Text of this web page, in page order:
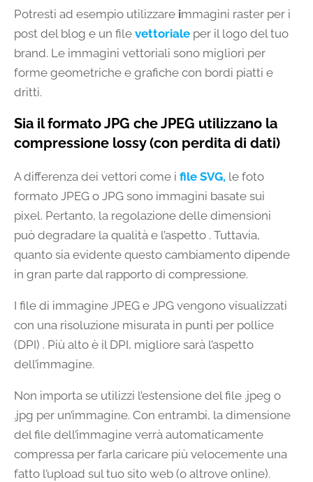
Potresti ad esempio utilizzare immagini raster per i
post del blog e un file vettoriale per il logo del tuo
brand. Le immagini vettoriali sono migliori per
forme geometriche e grafiche con bordi piatti e
dritti.
Sia il formato JPG che JPEG utilizzano la
compressione lossy (con perdita di dati)
A differenza dei vettori come i file SVG, le foto
formato JPEG o JPG sono immagini basate sui
pixel. Pertanto, la regolazione delle dimensioni
può degradare la qualità e l’aspetto . Tuttavia,
quanto sia evidente questo cambiamento dipende
in gran parte dal rapporto di compressione.
I file di immagine JPEG e JPG vengono visualizzati
con una risoluzione misurata in punti per pollice
(DPI) . Più alto è il DPI, migliore sarà l’aspetto
dell’immagine.
Non importa se utilizzi l’estensione del file .jpeg o
.jpg per un’immagine. Con entrambi, la dimensione
del file dell’immagine verrà automaticamente
compressa per farla caricare più velocemente una
fatto l’upload sul tuo sito web (o altrove online).